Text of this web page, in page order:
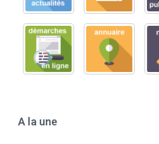
A la une